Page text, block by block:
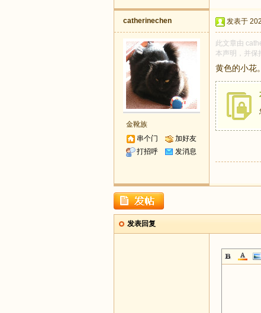
catherinechen
金靴族
串个门
加好友
打招呼
发消息
发表于
此文章由
本声明，并保
黄色的小花。
发表回复